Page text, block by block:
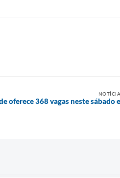
oferece 368 vagas neste sábado